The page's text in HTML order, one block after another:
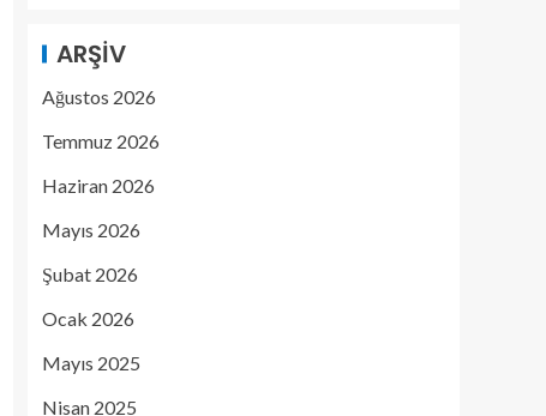
ARŞIV
Ağustos 2026
Temmuz 2026
Haziran 2026
Mayıs 2026
Şubat 2026
Ocak 2026
Mayıs 2025
Nisan 2025